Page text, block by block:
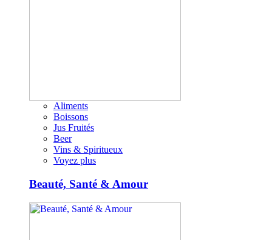
Aliments
Boissons
Jus Fruités
Beer
Vins & Spiritueux
Voyez plus
Beauté, Santé & Amour